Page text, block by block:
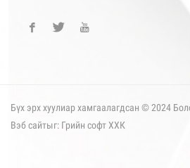
Бүх эрх хуулиар хамгаалагдсан © 2024
Вэб сайтыг: Грийн софт ХХК